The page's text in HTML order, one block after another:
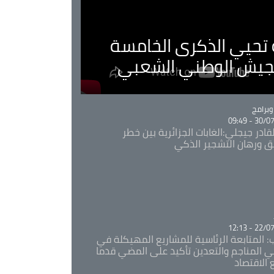
تحيي الذكرى الخامسة
الوطني الشعبي
30/07/
جيجلي:الغابات الجزائرية بين خطر
ورهان التشجير الذكي
22/07/
المتابعة الرئاسية للمشاريع المهيكلة في
المناجم والتعدين تأكيد على المضي قدما
الاقتصاد